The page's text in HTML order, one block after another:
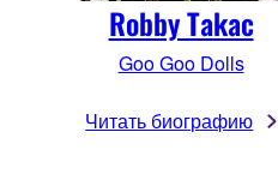
Robby Takac
Goo Goo Dolls
Читать биографию